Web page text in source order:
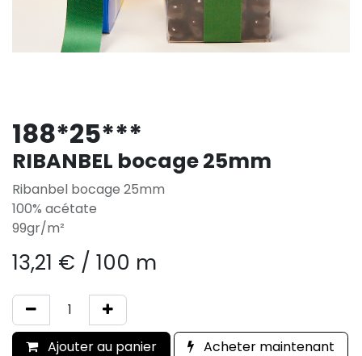
188*25***
RIBANBEL bocage 25mm
Ribanbel bocage 25mm
100% acétate
99gr/m²
13,21 € / 100 m
Ajouter au panier Acheter maintenant